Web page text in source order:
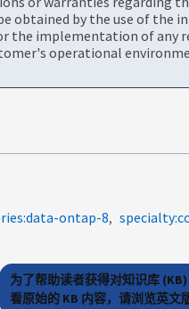
obtained by the use of the
the implementation of any
operational
ontap-8
为了帮助读者获得对知识库
看原始的 KB 内容，请浏览英文